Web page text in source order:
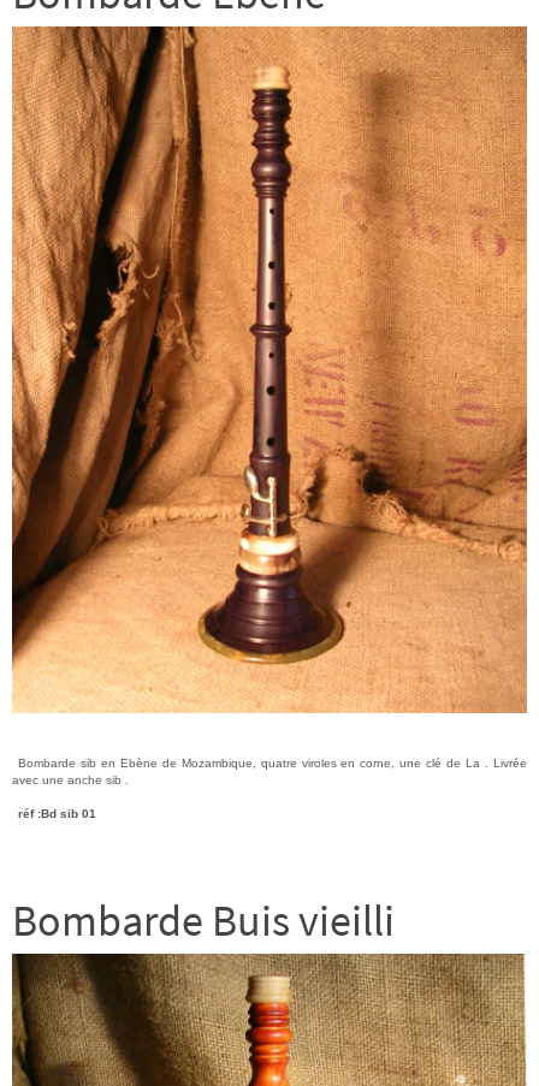
Bombarde sib en Ebène de Mozambique, quatre viroles en corne, une clé de La . Livrée
avec une anche sib .
réf :Bd sib 01
Bombarde Buis vieilli